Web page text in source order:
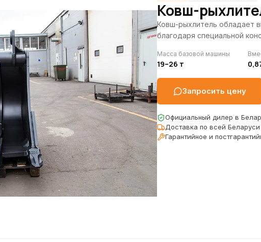
Ковш-
Ковш-рыхлитель обладает
благодаря специальной
Масса базовой машины
19–26 т
Запросить цену
Официальный дилер в
Доставка по всей Беларуси
Гарантийное и